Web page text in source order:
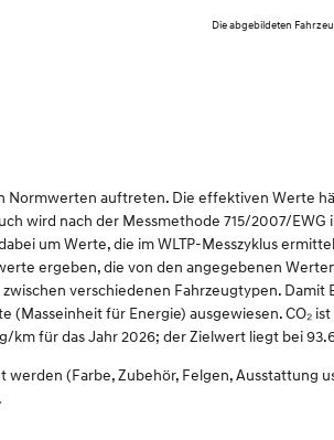
Die abgebildeten
auftreten. Die effektiven Werte
wird nach der Messmethode 715/2007/
um Werte, die im WLTP-Messzyklus
ergeben, die von den angegebenen
verschiedenen Fahrzeugtypen.
für Energie) ausgewiesen. CO₂
km für das Jahr 2026; der Zielwert liegt bei
(Farbe, Zubehör, Felgen,